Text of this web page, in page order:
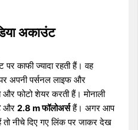
अकाउंट
पर काफी ज्यादा रहती हैं। वह
अपनी पर्सनल लाइफ और
फोटो शेयर करती हैं। मोनाली
और2.8 m फॉलोअर्सहैं। अगर आप
तो नीचे दिए गए लिंक पर जाकर देख